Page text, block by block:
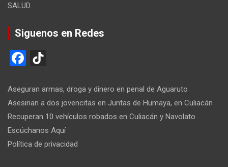
SALUD
Siguenos en Redes
F
ce
b
o
o
T
o
k
Aseguran armas, droga y dinero en penal de Aguaruto
Asesinan a dos jovencitas en Juntas de Humaya, en Culiacán
Recuperan 10 vehículos robados en Culiacán y Navolato
Escúchanos Aquí
Política de privacidad